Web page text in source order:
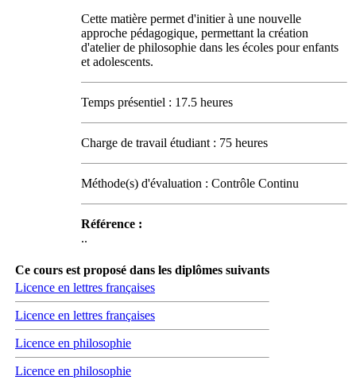
Cette matière permet d'initier à une nouvelle
approche pédagogique, permettant la création
d'atelier de philosophie dans les écoles pour enfants
et adolescents.
Temps présentiel : 17.5 heures
Charge de travail étudiant : 75 heures
Méthode(s) d'évaluation : Contrôle Continu
Référence :
..
Ce cours est proposé dans les diplômes suivants
Licence en lettres françaises
Licence en lettres françaises
Licence en philosophie
Licence en philosophie